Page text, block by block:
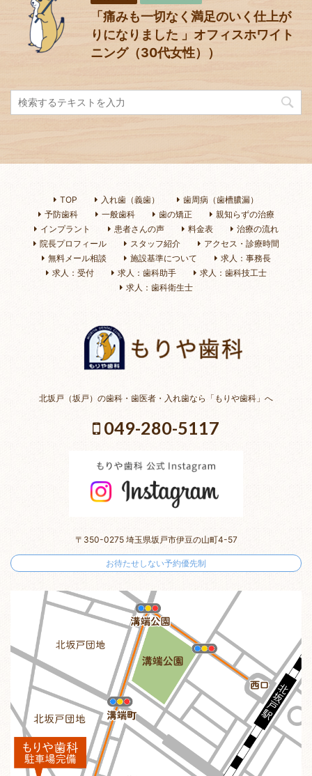
「痛みも一切なく満足のいく仕上が
りになりました 」オフィスホワイト
ニング（30代女性））
TOP 入れ歯（義歯）
歯周病（歯槽膿漏）
予防歯科
一般歯科 歯の矯正
親知らずの治療
インプラント
患者さんの声 料金表
治療の流れ
院長プロフィール
スタッフ紹介
アクセス・診療時間
無料メール相談
施設基準について
求人：事務長
求人：受付
求人：歯科助手
求人：歯科技工士
求人：歯科衛生士
北坂戸（坂戸）の歯科・歯医者・入れ歯なら「もりや歯科」へ
049-280-5117
〒350-0275 埼玉県坂戸市伊豆の山町4-57
お待たせしない予約優先制